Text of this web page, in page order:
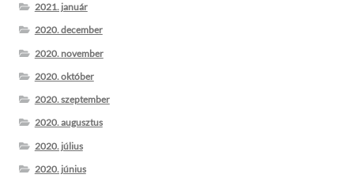
2021. január
2020. december
2020. november
2020. október
2020. szeptember
2020. augusztus
2020. július
2020. június